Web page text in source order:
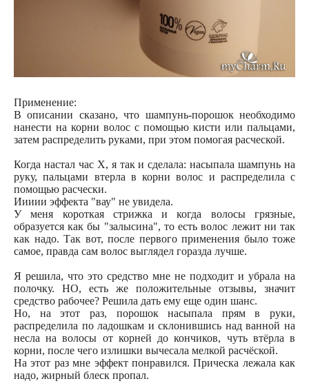
Применение:
В описании сказано, что шампунь-порошок необходимо
нанести на корни волос с помощью кисти или пальцами,
затем распределить руками, при этом помогая расческой.
Когда настал час Х, я так и сделала: насыпала шампунь на
руку, пальцами втерла в корни волос и распределила с
помощью расчески.
Иииии эффекта "вау" не увидела.
У меня короткая стрижка и когда волосы грязные,
образуется как бы "залысина", то есть волос лежит ни так
как надо. Так вот, после первого применения было тоже
самое, правда сам волос выглядел горазда лучше.
Я решила, что это средство мне не подходит и убрала на
полочку. НО, есть же положительные отзывы, значит
средство рабочее? Решила дать ему еще один шанс.
Но, на этот раз, порошок насыпала прям в руки,
распределила по ладошкам и склонившись над ванной на
несла на волосы от корней до кончиков, чуть втёрла в
корни, после чего излишки вычесала мелкой расчёской.
На этот раз мне эффект понравился. Прическа лежала как
надо, жирный блеск пропал.